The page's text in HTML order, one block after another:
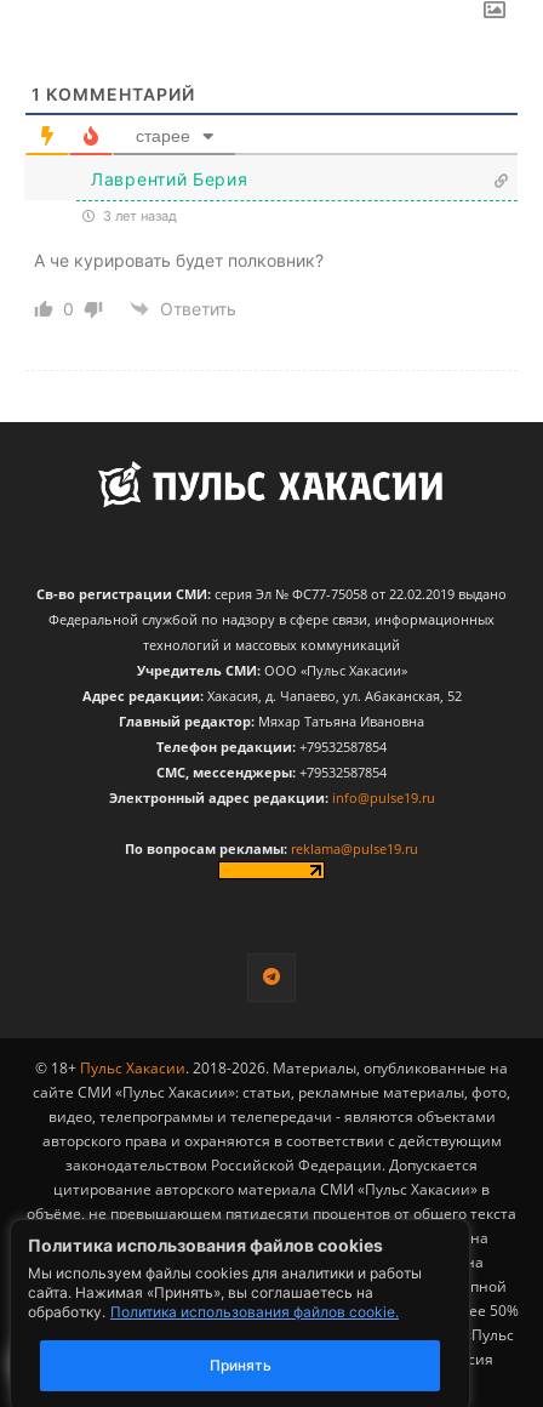
Политика использования файлов cookies
Мы используем файлы cookies для аналитики и работы
сайта. Нажимая «Принять», вы соглашаетесь на
обработку. Политика использования файлов cookie.
Принять
1 КОММЕНТАРИЙ
старее
Лаврентий Берия
3 лет назад
А че курировать будет полковник?
0 Ответить
Св-во регистрации СМИ: серия Эл № ФС77-75058 от 22.02.2019 выдано
Федеральной службой по надзору в сфере связи, информационных
технологий и массовых коммуникаций
Учредитель СМИ:ООО «Пульс Хакасии»
Адрес редакции:Хакасия, д. Чапаево, ул. Абаканская, 52
Главный редактор: Мяхар Татьяна Ивановна
Телефон редакции: +79532587854
CМС, мессенджеры: +79532587854
Электронный адрес редакции: info@pulse19.ru
По вопросам рекламы: reklama@pulse19.ru
© 18+ Пульс Хакасии. 2018-2026. Материалы, опубликованные на
сайте СМИ «Пульс Хакасии»: статьи, рекламные материалы, фото,
видео, телепрограммы и телепередачи - являются объектами
авторского права и охраняются в соответствии с действующим
законодательством Российской Федерации. Допускается
цитирование авторского материала СМИ «Пульс Хакасии» в
объёме, не превышающем пятидесяти процентов от общего текста
публикации с обязательным размещением гиперссылки на
страницу заимствования материала. Гиперссылка должна
размещаться в тексте цитируемого материала и быть доступной
для индексации поисковыми системами. Заимствование более 50%
общего объема материала, опубликованного на сайте СМИ «Пульс
Хакасии», возможно исключительно с письменного согласия